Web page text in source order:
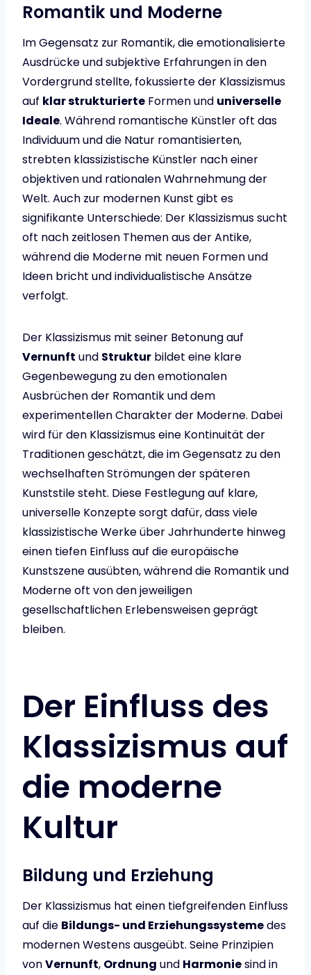
Romantik und Moderne
Im Gegensatz zur Romantik, die emotionalisierte
Ausdrücke und subjektive Erfahrungen in den
Vordergrund stellte, fokussierte der Klassizismus
auf klar strukturierte Formen und universelle
Ideale. Während romantische Künstler oft das
Individuum und die Natur romantisierten,
strebten klassizistische Künstler nach einer
objektiven und rationalen Wahrnehmung der
Welt. Auch zur modernen Kunst gibt es
signifikante Unterschiede: Der Klassizismus sucht
oft nach zeitlosen Themen aus der Antike,
während die Moderne mit neuen Formen und
Ideen bricht und individualistische Ansätze
verfolgt.
Der Klassizismus mit seiner Betonung auf
Vernunft und Struktur bildet eine klare
Gegenbewegung zu den emotionalen
Ausbrüchen der Romantik und dem
experimentellen Charakter der Moderne. Dabei
wird für den Klassizismus eine Kontinuität der
Traditionen geschätzt, die im Gegensatz zu den
wechselhaften Strömungen der späteren
Kunststile steht. Diese Festlegung auf klare,
universelle Konzepte sorgt dafür, dass viele
klassizistische Werke über Jahrhunderte hinweg
einen tiefen Einfluss auf die europäische
Kunstszene ausübten, während die Romantik und
Moderne oft von den jeweiligen
gesellschaftlichen Erlebensweisen geprägt
bleiben.
Der Einfluss des
Klassizismus auf
die moderne
Kultur
Bildung und Erziehung
Der Klassizismus hat einen tiefgreifenden Einfluss
auf die Bildungs- und Erziehungssystemedes
modernen Westens ausgeübt. Seine Prinzipien
vonVernunft, Ordnung und Harmoniesind in